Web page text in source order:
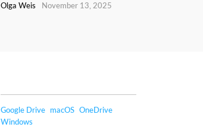
Olga Weis November 13, 2025
Google Drive macOS OneDrive
Windows